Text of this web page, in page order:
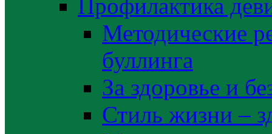
Профилактика
Методические
буллинга
За здоровье и
Стиль жизни –